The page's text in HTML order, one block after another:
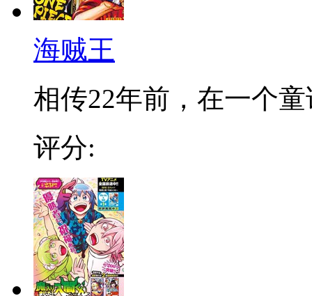
海贼王
相传22年前，在一个
评分: